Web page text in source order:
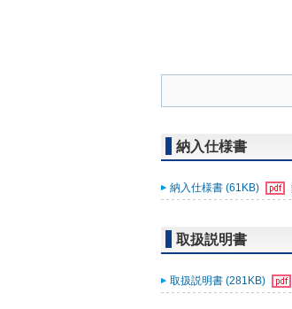
納入仕様書
納入仕様書 (61KB)
取扱説明書
取扱説明書 (281KB)